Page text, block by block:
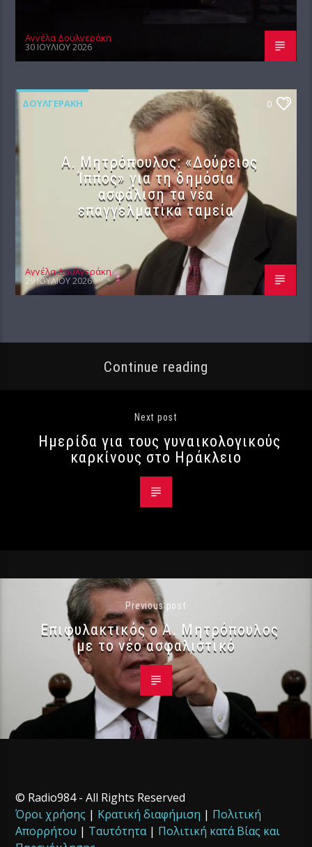
Αγγέλα Δουλγεράκη
30 ΙΟΥΛΊΟΥ 2026
ΔΟΥΛΓΕΡΆΚΗ 0
Α. Μητρόπουλος: «Δούρειος
Ίππος» για τη δημόσια
ασφάλιση τα νέα
επαγγελματικά ταμεία
Αγγέλα Δουλγεράκη
29 ΙΟΥΛΊΟΥ 2026
Continue reading
Next post
Ημερίδα για τους γυναικολογικούς
καρκίνους στο Ηράκλειο
Previous post
Επιφυλακτικός ο Α. Μητρόπουλος
με το νέο ασφαλιστικό
© Radio984 - All Rights Reserved
Όροι χρήσης | Κρατική διαφήμιση | Πολιτική
Απορρήτου | Ταυτότητα| Πολιτική κατά Βίας και